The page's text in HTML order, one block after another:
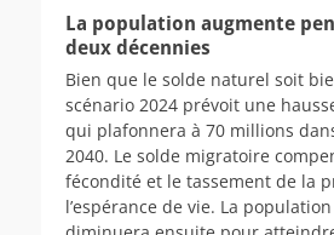
La population augmente
deux décennies
Bien que le solde naturel soit
scénario 2024 prévoit une
qui plafonnera à 70 millions
2040. Le solde migratoire
fécondité et le tassement de la
l’espérance de vie. La